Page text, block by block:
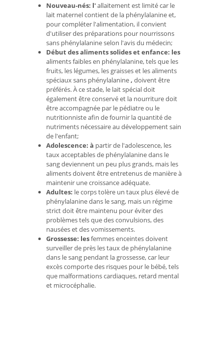
Nouveau-nés: l'allaitement est limité car le
lait maternel contient de la phénylalanine et,
pour compléter l'alimentation, il convient
d'utiliser des préparations pour nourrissons
sans phénylalanine selon l'avis du médecin;
Début des aliments solides et enfance: les
aliments faibles en phénylalanine, tels que les
fruits, les légumes, les graisses et les aliments
spéciaux sans phénylalanine, doivent être
préférés. À ce stade, le lait spécial doit
également être conservé et la nourriture doit
être accompagnée par le pédiatre ou le
nutritionniste afin de fournir la quantité de
nutriments nécessaire au développement sain
de l'enfant;
Adolescence: à partir de l'adolescence, les
taux acceptables de phénylalanine dans le
sang deviennent un peu plus grands, mais les
aliments doivent être entretenus de manière à
maintenir une croissance adéquate.
Adultes: le corps tolère un taux plus élevé de
phénylalanine dans le sang, mais un régime
strict doit être maintenu pour éviter des
problèmes tels que des convulsions, des
nausées et des vomissements.
Grossesse: lesfemmes enceintes doivent
surveiller de près les taux de phénylalanine
dans le sang pendant la grossesse, car leur
excès comporte des risques pour le bébé, tels
que malformations cardiaques, retard mental
et microcéphalie.